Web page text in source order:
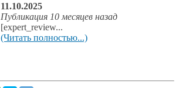
11.10.2025
Публикация 10 месяцев назад
[expert_review...
(Читать полностью...)